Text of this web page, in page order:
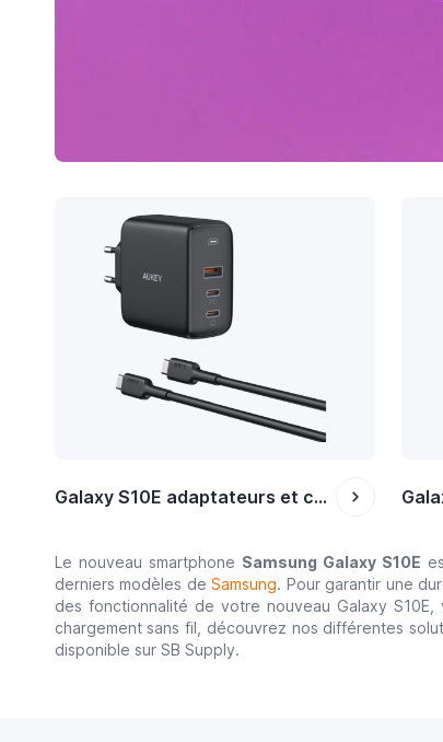
Galaxy S10E adaptateurs et chargeurs
Le nouveau smartphone Samsung Galaxy S10E
derniers modèles deSamsung. Pour garantir une
des fonctionnalité de votre nouveau Galaxy
chargement sans fil, découvrez nos différentes
disponible sur SB Supply.